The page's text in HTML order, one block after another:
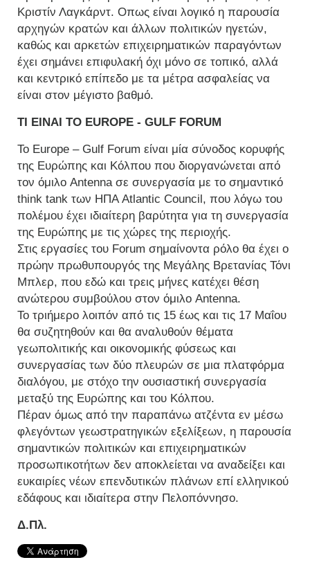
Κριστίν Λαγκάρντ. Οπως είναι λογικό η παρουσία
αρχηγών κρατών και άλλων πολιτικών ηγετών,
καθώς και αρκετών επιχειρηματικών παραγόντων
έχει σημάνει επιφυλακή όχι μόνο σε τοπικό, αλλά
και κεντρικό επίπεδο με τα μέτρα ασφαλείας να
είναι στον μέγιστο βαθμό.
ΤΙ ΕΙΝΑΙ ΤΟ EUROPE - GULF FORUM
Το Europe – Gulf Forum είναι μία σύνοδος κορυφής
της Ευρώπης και Κόλπου που διοργανώνεται από
τον όμιλο Antenna σε συνεργασία με το σημαντικό
think tank των ΗΠΑ Atlantic Council, που λόγω του
πολέμου έχει ιδιαίτερη βαρύτητα για τη συνεργασία
της Ευρώπης με τις χώρες της περιοχής.
Στις εργασίες του Forum σημαίνοντα ρόλο θα έχει ο
πρώην πρωθυπουργός της Μεγάλης Βρετανίας Τόνι
Μπλερ, που εδώ και τρεις μήνες κατέχει θέση
ανώτερου συμβούλου στον όμιλο Antenna.
Το τριήμερο λοιπόν από τις 15 έως και τις 17 Μαΐου
θα συζητηθούν και θα αναλυθούν θέματα
γεωπολιτικής και οικονομικής φύσεως και
συνεργασίας των δύο πλευρών σε μια πλατφόρμα
διαλόγου, με στόχο την ουσιαστική συνεργασία
μεταξύ της Ευρώπης και του Κόλπου.
Πέραν όμως από την παραπάνω ατζέντα εν μέσω
φλεγόντων γεωστρατηγικών εξελίξεων, η παρουσία
σημαντικών πολιτικών και επιχειρηματικών
προσωπικοτήτων δεν αποκλείεται να αναδείξει και
ευκαιρίες νέων επενδυτικών πλάνων επί ελληνικού
εδάφους και ιδιαίτερα στην Πελοπόννησο.
Δ.Πλ.